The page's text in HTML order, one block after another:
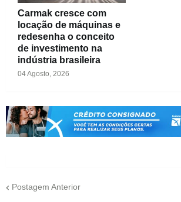
Carmak cresce com
locação de máquinas e
redesenha o conceito
de investimento na
indústria brasileira
04 Agosto, 2026
Postagem Anterior